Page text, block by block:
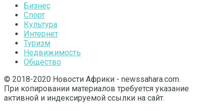
Бизнес
Спорт
Культура
Интернет
Туризм
Недвижимость
Общество
© 2018-2020 Новости Африки - newssahara.com.
При копировании материалов требуется указание
активной и индексируемой ссылки на сайт.